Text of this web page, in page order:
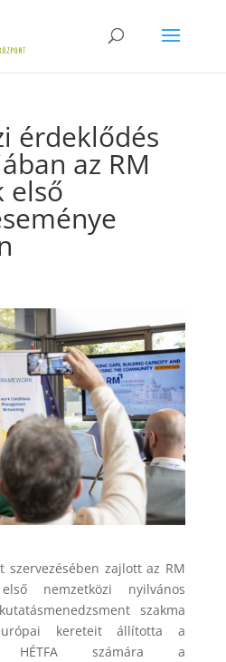
érdeklődés
az RM
első
szervezésében zajlott az RM
nemzetközi nyilvános
szakma
kereteit állította a
HÉTFA számára a